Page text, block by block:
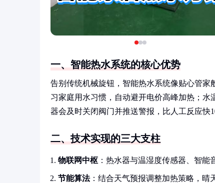
一、智能热水系统的核心优势
告别传统机械旋钮，智能热水系统像贴心管
习家庭用水习惯，自动避开电价高峰加热；
器会及时关闭阀门并推送警报，比人工反应快
二、技术实现的三大支柱
物联网中枢 ：热水器与温湿度传感器、智
节能算法：结合天气预报调整加热策略，晴